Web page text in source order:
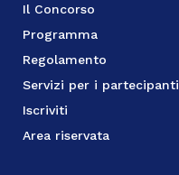
Il Concorso
Programma
Regolamento
Servizi per i partecipanti
Iscriviti
Area riservata